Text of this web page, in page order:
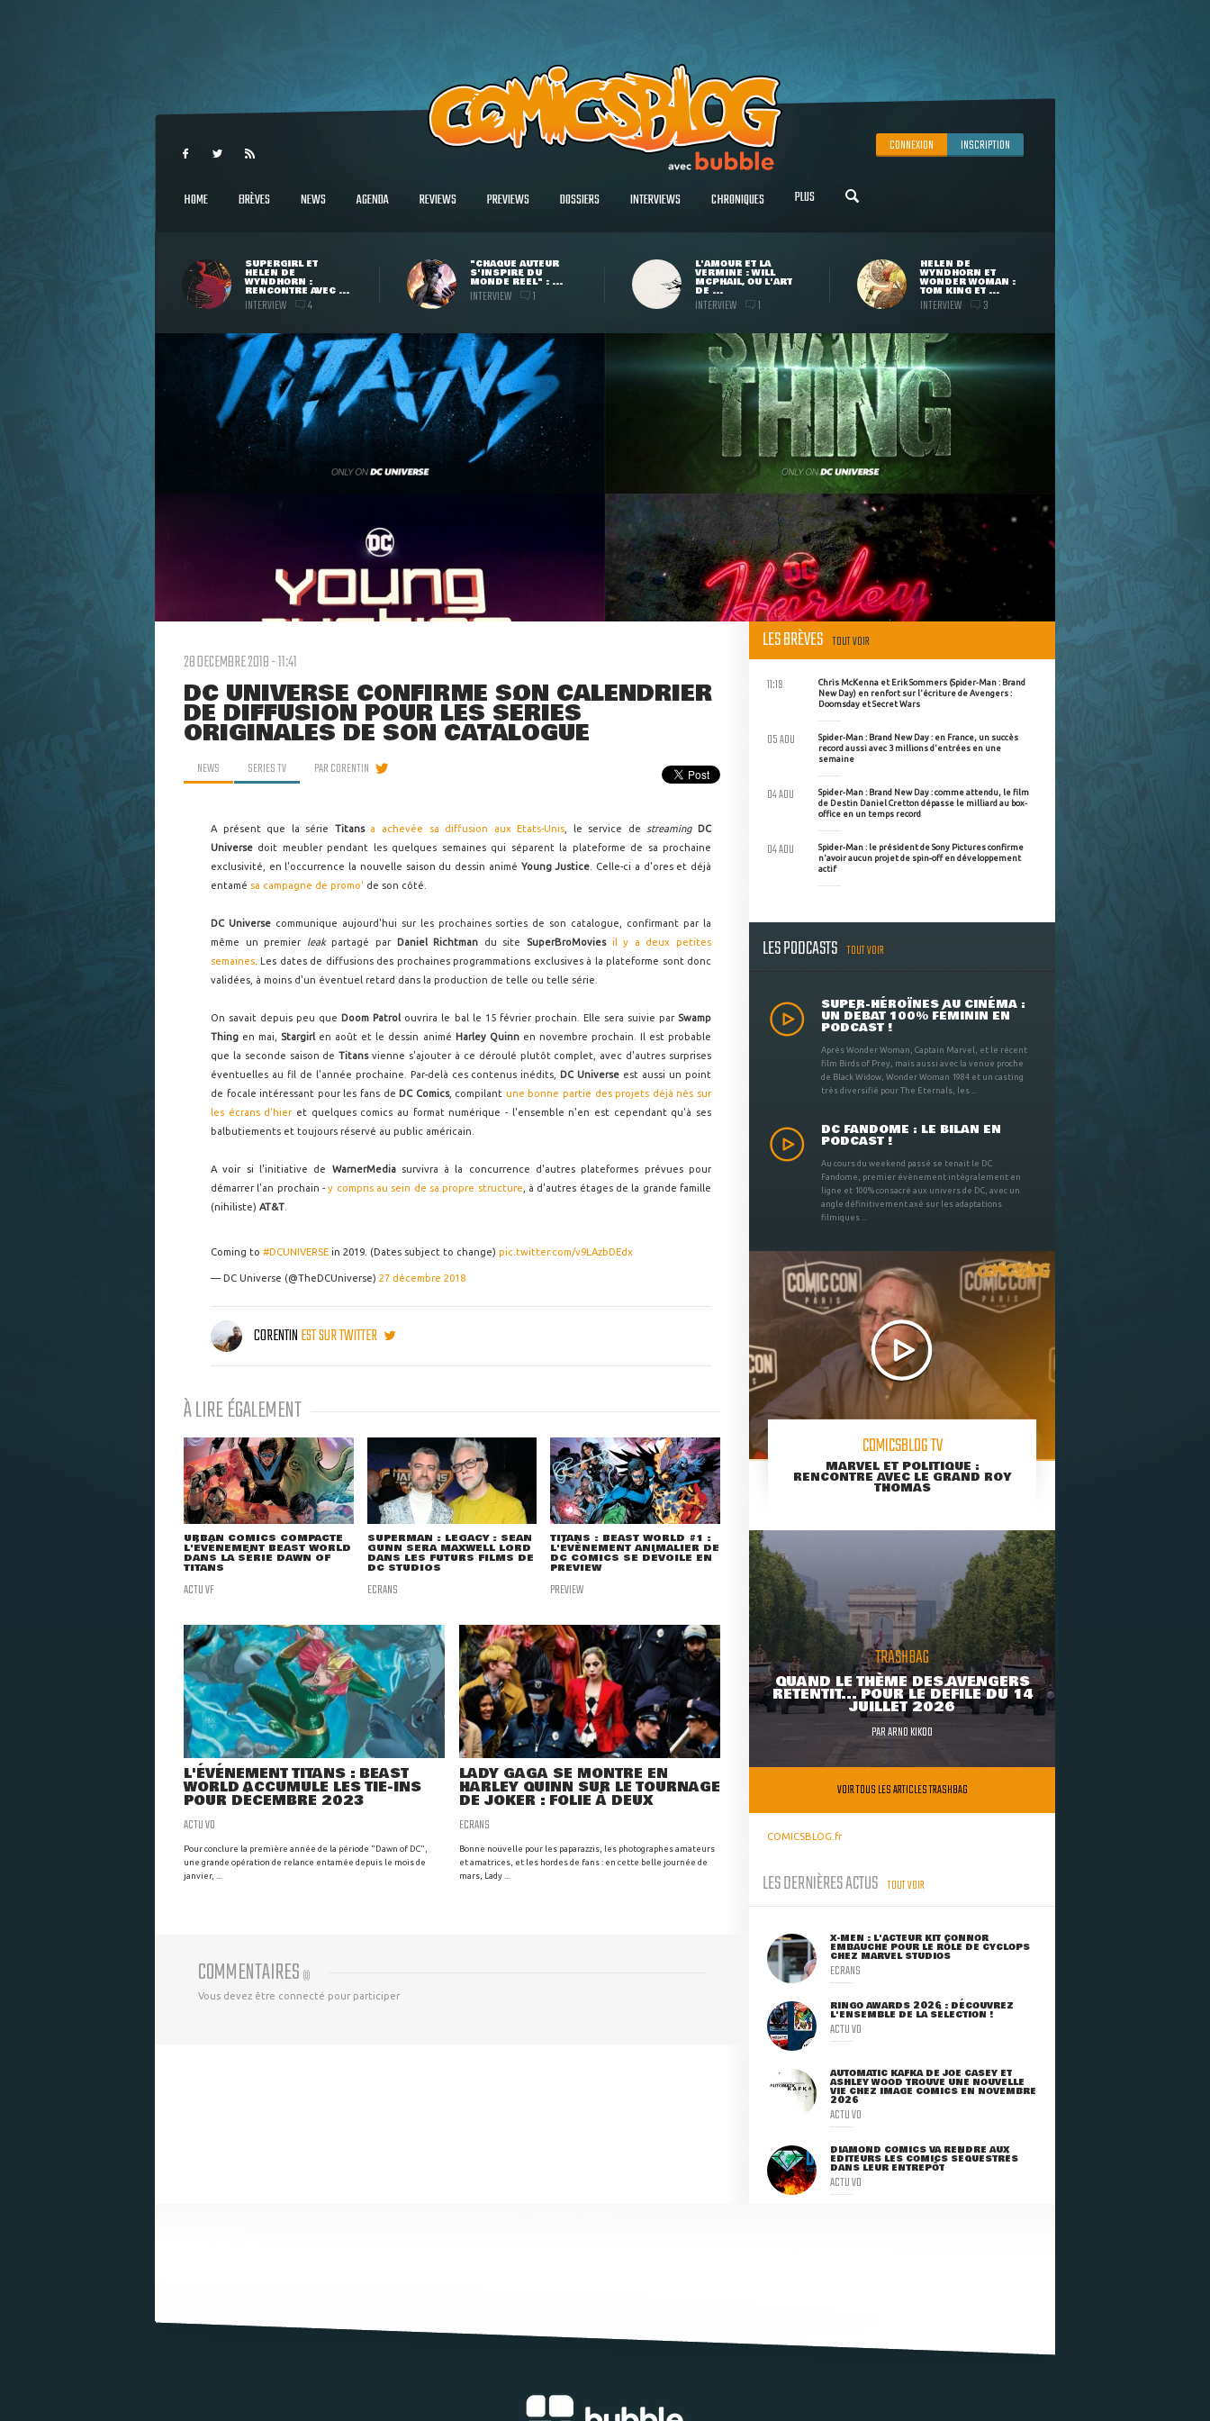
CONNEXION INSCRIPTION
HOME BRÈVES NEWS AGENDA REVIEWS PREVIEWS DOSSIERS INTERVIEWS CHRONIQUES PLUS
SUPERGIRL ET
HELEN DE
WYNDHORN :
RENCONTRE AVEC ...
INTERVIEW 4
"CHAQUE AUTEUR
S'INSPIRE DU
MONDE RÉEL" : ...
INTERVIEW 1
L'AMOUR ET LA
VERMINE : WILL
MCPHAIL, OU L'ART
DE ...
INTERVIEW 1
HELEN DE
WYNDHORN ET
WONDER WOMAN :
TOM KING ET ...
INTERVIEW 3
28 DECEMBRE 2018 - 11:41
DC UNIVERSE CONFIRME SON CALENDRIER
DE DIFFUSION POUR LES SÉRIES
ORIGINALES DE SON CATALOGUE
NEWS SERIES TV PARCORENTIN
A présent que la série Titans a achevée sa diffusion aux Etats-Unis , le service de streaming
DC
Universe doit meubler pendant les quelques semaines qui séparent la plateforme de sa prochaine
exclusivité, en l'occurrence la nouvelle saison du dessin animé Young Justice . Celle-ci a d'ores et déjà
entamé sa campagne de promo' de son côté.
DC Universecommunique aujourd'hui sur les prochaines sorties de son catalogue, confirmant par la
même un premier leakpartagé par Daniel Richtman du site SuperBroMovies il y a deux petites
semaines . Les dates de diffusions des prochaines programmations exclusives à la plateforme sont donc
validées, à moins d'un éventuel retard dans la production de telle ou telle série.
On savait depuis peu que Doom Patrol ouvrira le bal le 15 février prochain. Elle sera suivie par Swamp
Thing en mai, Stargirl en août et le dessin animé Harley Quinnen novembre prochain. Il est probable
que la seconde saison deTitansvienne s'ajouter à ce déroulé plutôt complet, avec d'autres surprises
éventuelles au fil de l'année prochaine. Par-delà ces contenus inédits, DC Universe est aussi un point
de focale intéressant pour les fans de DC Comics, compilant une bonne partie des projets déjà nés sur
les écrans d'hieret quelques comics au format numérique - l'ensemble n'en est cependant qu'à ses
balbutiements et toujours réservé au public américain.
A voir si l'initiative de WarnerMedia survivra à la concurrence d'autres plateformes prévues pour
démarrer l'an prochain -y compris au sein de sa propre structure , à d'autres étages de la grande famille
(nihiliste) AT&T
Coming to #DCUNIVERSE in 2019. (Dates subject to change) pic.twitter.com/v9LAzbDEdx
— DC Universe (@TheDCUniverse) 27 décembre 2018
CORENTINEST SUR TWITTER
À LIRE ÉGALEMENT
URBAN COMICS COMPACTE
L'ÉVÉNEMENT BEAST WORLD
DANS LA SÉRIE DAWN OF
TITANS
ACTU VF
SUPERMAN : LEGACY : SEAN
GUNN SERA MAXWELL LORD
DANS LES FUTURS FILMS DE
DC STUDIOS
ECRANS
TITANS : BEAST WORLD #1 :
L'ÉVÈNEMENT ANIMALIER DE
DC COMICS SE DÉVOILE EN
PREVIEW
PREVIEW
L'ÉVÉNEMENT TITANS : BEAST
WORLD ACCUMULE LES TIE-INS
POUR DÉCEMBRE 2023
ACTU VO
Pour conclure la première année de la période "Dawn of DC",
une grande opération de relance entamée depuis le mois de
janvier, ...
LADY GAGA SE MONTRE EN
HARLEY QUINN SUR LE TOURNAGE
DE JOKER : FOLIE À DEUX
ECRANS
Bonne nouvelle pour les paparazzis, les photographes amateurs
et amatrices, et les hordes de fans : en cette belle journée de
mars, Lady ...
COMMENTAIRES (0)
Vous devez être connecté pour participer
LES BRÈVES TOUT VOIR
Chris McKenna et Erik Sommers (Spider-Man : Brand
New Day) en renfort sur l'écriture de Avengers :
Doomsday et Secret Wars
11:19
Spider-Man : Brand New Day : en France, un succès
record aussi avec 3 millions d'entrées en une
semaine
05 AOU
Spider-Man : Brand New Day : comme attendu, le film
de Destin Daniel Cretton dépasse le milliard au box-
office en un temps record
04 AOU
Spider-Man : le président de Sony Pictures confirme
n'avoir aucun projet de spin-off en développement
actif
04 AOU
LES PODCASTS TOUT VOIR
SUPER-HÉROÏNES AU CINÉMA :
UN DÉBAT 100% FÉMININ EN
PODCAST !
Après Wonder Woman, Captain Marvel, et le récent
film Birds of Prey, mais aussi avec la venue proche
de Black Widow, Wonder Woman 1984 et un casting
très diversifié pour The Eternals, les ...
DC FANDOME : LE BILAN EN
PODCAST !
Au cours du weekend passé se tenait le DC
Fandome, premier évènement intégralement en
ligne et 100% consacré aux univers de DC, avec un
angle définitivement axé sur les adaptations
filmiques ...
COMICSBLOG TV
MARVEL ET POLITIQUE :
RENCONTRE AVEC LE GRAND ROY
THOMAS
TRASHBAG
QUAND LE THÈME DES AVENGERS
RETENTIT... POUR LE DÉFILÉ DU 14
JUILLET 2026
PARARNO KIKOO
VOIR TOUS LES ARTICLES TRASHBAG
COMICSBLOG.fr
LES DERNIÈRES ACTUS TOUT VOIR
X-MEN : L'ACTEUR KIT CONNOR
EMBAUCHÉ POUR LE RÔLE DE CYCLOPS
CHEZ MARVEL STUDIOS
ECRANS
RINGO AWARDS 2026 : DÉCOUVREZ
L'ENSEMBLE DE LA SÉLECTION !
ACTU VO
AUTOMATIC KAFKA DE JOE CASEY ET
ASHLEY WOOD TROUVE UNE NOUVELLE
VIE CHEZ IMAGE COMICS EN NOVEMBRE
2026
ACTU VO
DIAMOND COMICS VA RENDRE AUX
ÉDITEURS LES COMICS SÉQUESTRÉS
DANS LEUR ENTREPÔT
ACTU VO